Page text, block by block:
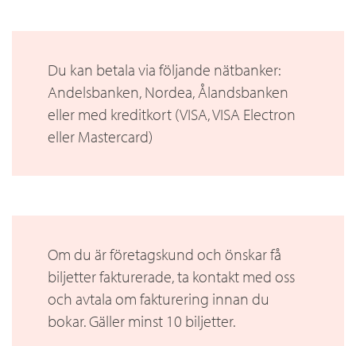
Du kan betala via följande nätbanker:
Andelsbanken, Nordea, Ålandsbanken
eller med kreditkort (VISA, VISA Electron
eller Mastercard)
Om du är företagskund och önskar få
biljetter fakturerade, ta kontakt med oss
och avtala om fakturering innan du
bokar. Gäller minst 10 biljetter.